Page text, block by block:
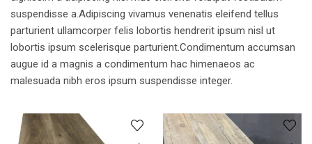
suspendisse a.Adipiscing vivamus venenatis eleifend tellus
parturient ullamcorper felis lobortis hendrerit ipsum nisl ut
lobortis ipsum scelerisque parturient.Condimentum accumsan
augue id a magnis a condimentum hac himenaeos ac
malesuada nibh eros ipsum suspendisse integer.